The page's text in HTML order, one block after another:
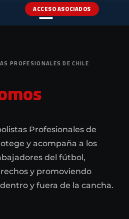
ACCESO ASOCIADOS
PROFESIONALES DE CHILE
Profesionales de
y acompaña a los
del fútbol,
y promoviendo
y fuera de la cancha.